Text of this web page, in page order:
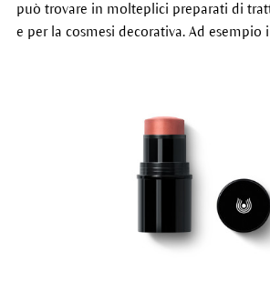
può trovare in molteplici preparati di
e per la cosmesi decorativa. Ad esempio